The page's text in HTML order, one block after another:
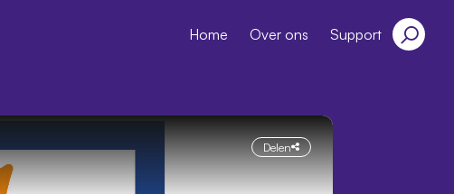
Home Over ons Support
Delen